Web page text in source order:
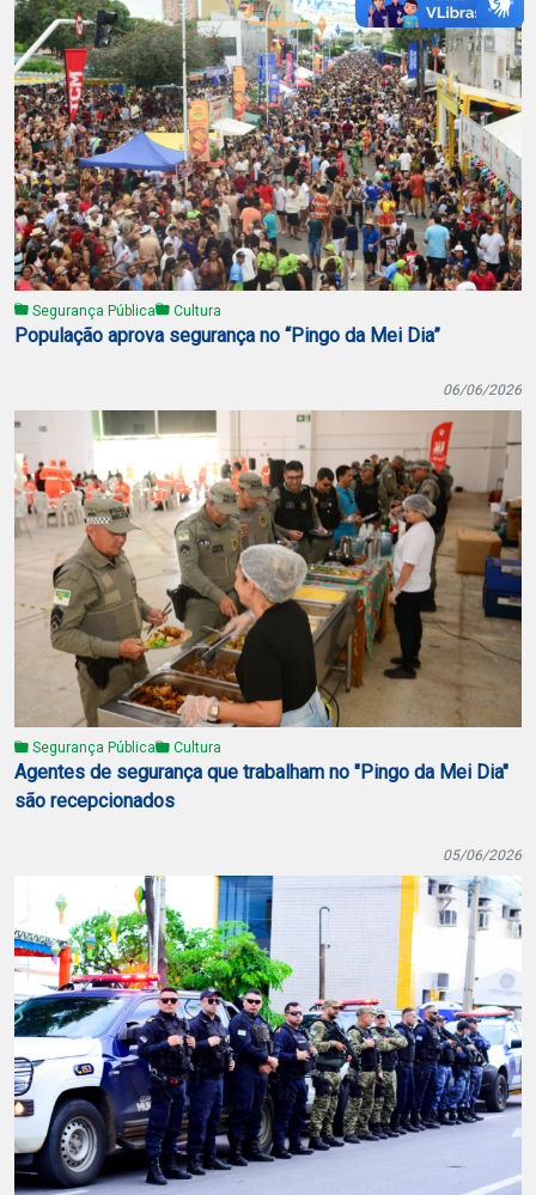
Segurança Pública Cultura
População aprova segurança no “Pingo da Mei Dia”
06/06/2026
Segurança Pública Cultura
Agentes de segurança que trabalham no "Pingo da Mei Dia"
são recepcionados
05/06/2026